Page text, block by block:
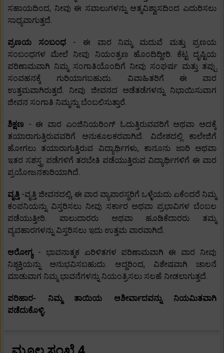
ಸಹಾಯದಿಂದ, ನೀವು ಈ ಸವಾಲುಗಳನ್ನು ಆತ್ಮವಿಶ್ವಾಸದಿಂದ ಎದುರಿಸಲು
ಸಾಧ್ಯವಾಗುತ್ತದೆ.
ಪ್ರಣಯ ಸಂಬಂಧ - ಈ ವಾರ ನಿಮ್ಮ ಮದುವೆ ಮತ್ತು ಪ್ರಣಯ
ಸಂಬಂಧಗಳ ಮೇಲೆ ನೀವು ನಿಯಂತ್ರಣ ಹೊಂದಿದ್ದೀರಿ. ಕೆಟ್ಟ ದೃಷ್ಟಿಯ
ಪರಿಣಾಮವಾಗಿ ನಿಮ್ಮ ಸಂಗಾತಿಯೊಂದಿಗೆ ನೀವು ಸಂಘರ್ಷ ಮತ್ತು ತಪ್ಪು
ಸಂವಹನಕ್ಕೆ ಗುರಿಯಾಗಬಹುದು. ವಿವಾಹಿತರಿಗೆ ಈ ವಾರ
ಉತ್ತಮವಾಗಿರುತ್ತದೆ. ನೀವು ಜೀವನದ ಅಡೆತಡೆಗಳನ್ನು ನಿಭಾಯಿಸುವಾಗ
ಜೀವನ ಸಂಗಾತಿ ನಿಮ್ಮನ್ನು ಬೆಂಬಲಿಸುತ್ತಾರೆ.
ಶಿಕ್ಷಣ - ಈ ವಾರ ಎಂಜಿನಿಯರಿಂಗ್ ಓದುತ್ತಿರುವವರಿಗೆ ಅಥವಾ ಅದಕ್ಕೆ
ತಯಾರಾಗುತ್ತಿರುವವರಿಗೆ ಅನುಕೂಲಕರವಾಗಿದೆ. ವಿದೇಶದಲ್ಲಿ ಕಾಲೇಜಿಗೆ
ಹೋಗಲು ತಯಾರಾಗುತ್ತಿರುವ ವಿದ್ಯಾರ್ಥಿಗಳು, ಕಾನೂನು ಜಾರಿ ಅಥವಾ
ಇತರ ಸಶಸ್ತ್ರ ಪಡೆಗಳಿಗೆ ತರಬೇತಿ ಪಡೆಯುತ್ತಿರುವ ವಿದ್ಯಾರ್ಥಿಗಳಿಗೆ ಈ ವಾರ
ಪ್ರಯೋಜನಕಾರಿಯಾಗಿದೆ.
ವೃತ್ತಿ -ವೃತ್ತಿ ಜೀವನದಲ್ಲಿ, ಈ ವಾರ ವ್ಯಾಪಾರಸ್ಥರಿಗೆ ಒಳ್ಳೆಯದು ಏಕೆಂದರೆ ನಿಮ್ಮ
ಕಂಪನಿಯನ್ನು ವಿಸ್ತರಿಸಲು ನೀವು ಸರ್ಕಾರ ಅಥವಾ ಪ್ರಭಾವಿಗಳ ಬೆಂಬಲ
ಪಡೆಯುತ್ತೀರಿ. ಪಾಲುದಾರರು ಅಥವಾ ಹೂಡಿಕೆದಾರರು ತಮ್ಮ
ವ್ಯವಹಾರಗಳನ್ನು ವಿಸ್ತರಿಸಲು ಇದು ಉತ್ತಮ ವಾರವಾಗಿದೆ.
ಆರೋಗ್ಯ - ಭಾವನಾತ್ಮಕ ಏರಿಳಿತಗಳ ಪರಿಣಾಮವಾಗಿ ಈ ವಾರ ನೀವು
ನಿಶ್ಯಕ್ತಿಯನ್ನು ಅನುಭವಿಸಬಹುದು. ಆದ್ದರಿಂದ, ವಿಶೇಷವಾಗಿ ಚಾಲನೆ
ಮಾಡುವಾಗ ನಿಮ್ಮ ಭಾವನೆಗಳನ್ನು ನಿಯಂತ್ರಿಸಲು ಸಲಹೆ ನೀಡಲಾಗುತ್ತದೆ.
ಪರಿಹಾರ- ನಿಮ್ಮ ತಾಯಿಯ ಆಶೀರ್ವಾದವನ್ನು ನಿಯಮಿತವಾಗಿ
ಪಡೆದುಕೊಳ್ಳಿ.